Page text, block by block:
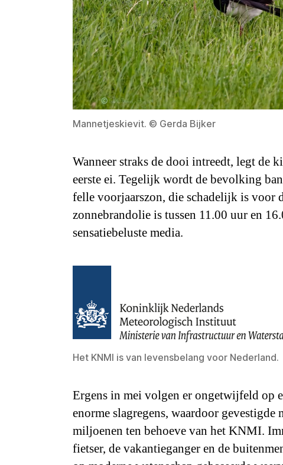
Mannetjeskievit. © Gerda Bijker
Wanneer straks de dooi intreedt, legt de
eerste ei. Tegelijk wordt de bevolking
felle voorjaarszon, die schadelijk is voor
zonnebrandolie is tussen 11.00 uur en
sensatiebeluste media.
Het KNMI is van levensbelang voor Nederland.
Ergens in mei volgen er ongetwijfeld op
enorme slagregens, waardoor
miljoenen ten behoeve van het KNMI.
fietser, de vakantieganger en de